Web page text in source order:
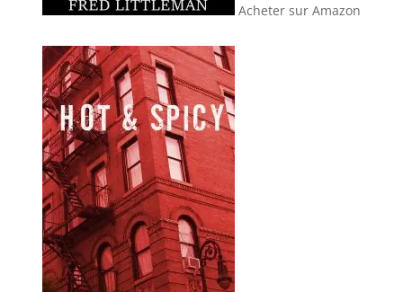
Acheter sur Amazon